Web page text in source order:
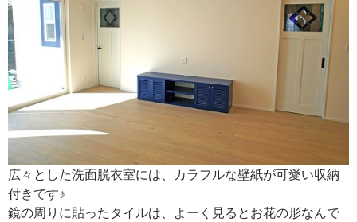
広々とした洗面脱衣室には、カラフルな壁紙が可愛い収納
付きです♪
鏡の周りに貼ったタイルは、よーく見るとお花の形なんで